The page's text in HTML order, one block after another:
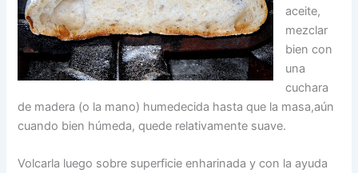
aceite,
mezclar
bien con
una
cuchara
de madera (o la mano) humedecida hasta que la masa,aún
cuando bien húmeda, quede relativamente suave.
Volcarla luego sobre superficie enharinada y con la ayuda